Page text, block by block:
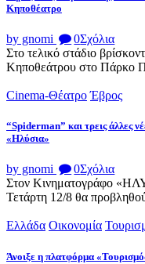
Κηποθέατρο
by gnomi 0Σχόλια
Στο τελικό στάδιο
Κηποθεάτρου στο Πάρκο
Cinema-Θέατρο Έβρος
“Spiderman” και τρεις άλλες
«Ηλύσια»
by gnomi 0Σχόλια
Στον Κινηματογράφο
Τετάρτη 12/8 θα
Ελλάδα Οικονομία
Άνοιξε η πλατφόρμα